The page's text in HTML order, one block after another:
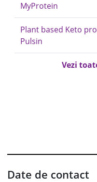
MyProtein
Plant based Keto
Pulsin
Vezi
Date de contact